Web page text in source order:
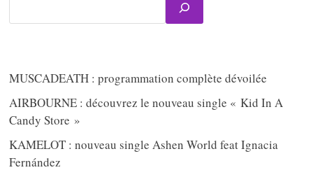
MUSCADEATH : programmation complète dévoilée
AIRBOURNE : découvrez le nouveau single « Kid In A
Candy Store »
KAMELOT : nouveau single Ashen World feat Ignacia
Fernández